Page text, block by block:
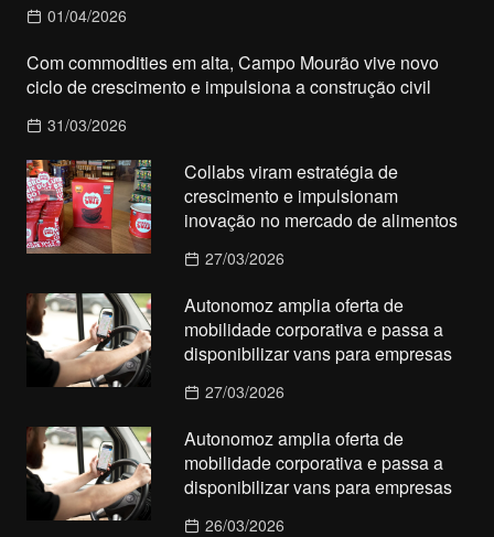
01/04/2026
Com commodities em alta, Campo Mourão vive novo
ciclo de crescimento e impulsiona a construção civil
31/03/2026
Collabs viram estratégia de
crescimento e impulsionam
inovação no mercado de alimentos
27/03/2026
Autonomoz amplia oferta de
mobilidade corporativa e passa a
disponibilizar vans para empresas
27/03/2026
Autonomoz amplia oferta de
mobilidade corporativa e passa a
disponibilizar vans para empresas
26/03/2026